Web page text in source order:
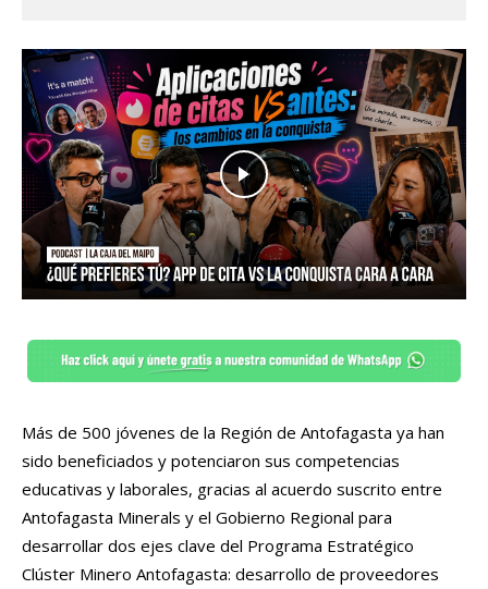
Más de 500 jóvenes de la Región de Antofagasta ya han
sido beneficiados y potenciaron sus competencias
educativas y laborales, gracias al acuerdo suscrito entre
Antofagasta Minerals y el Gobierno Regional para
desarrollar dos ejes clave del Programa Estratégico
Clúster Minero Antofagasta: desarrollo de proveedores